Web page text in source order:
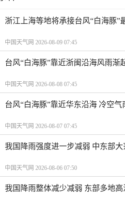
浙江上海等地将承接台风“白海豚”
中国天气网 2026-08-09 07:45
台风“白海豚”靠近浙闽沿海风雨渐
中国天气网 2026-08-08 07:45
台风“白海豚”靠近华东沿海 冷空
中国天气网 2026-08-07 07:45
我国降雨强度进一步减弱 中东部
中国天气网 2026-08-06 07:50
我国降雨整体减少减弱 东部多地